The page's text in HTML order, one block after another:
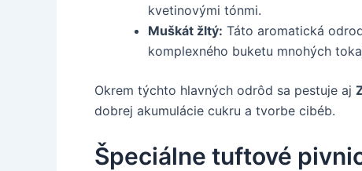
kvetinovými tónmi.
Muškát žltý: Táto aromatická
komplexného buketu mnohých
Okrem týchto hlavných odrôd sa pestuje aj
dobrej akumulácie cukru a tvorbe cibéb.
Špeciálne tuftové